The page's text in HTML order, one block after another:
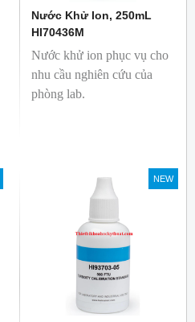
Nước Khử Ion, 250mL
HI70436M
Nước khử ion phục vụ cho
nhu cầu nghiên cứu của
phòng lab.
NEW